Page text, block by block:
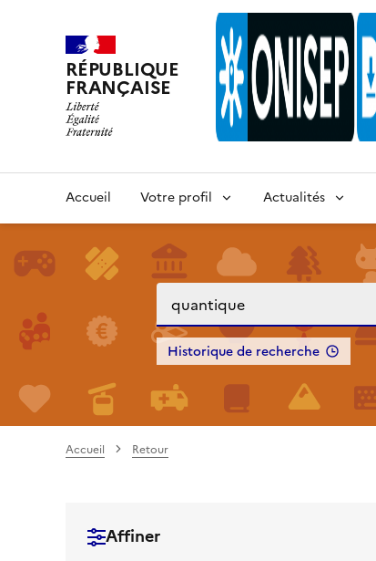
RÉPUBLIQUE
FRANÇAISE
Accueil Votre profil Actualités
Historique de recherche
Accueil Retour
Affiner